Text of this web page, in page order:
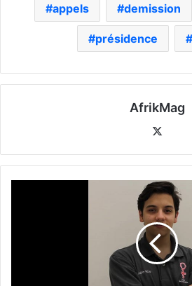
appels demission
présidence
AfrikMag